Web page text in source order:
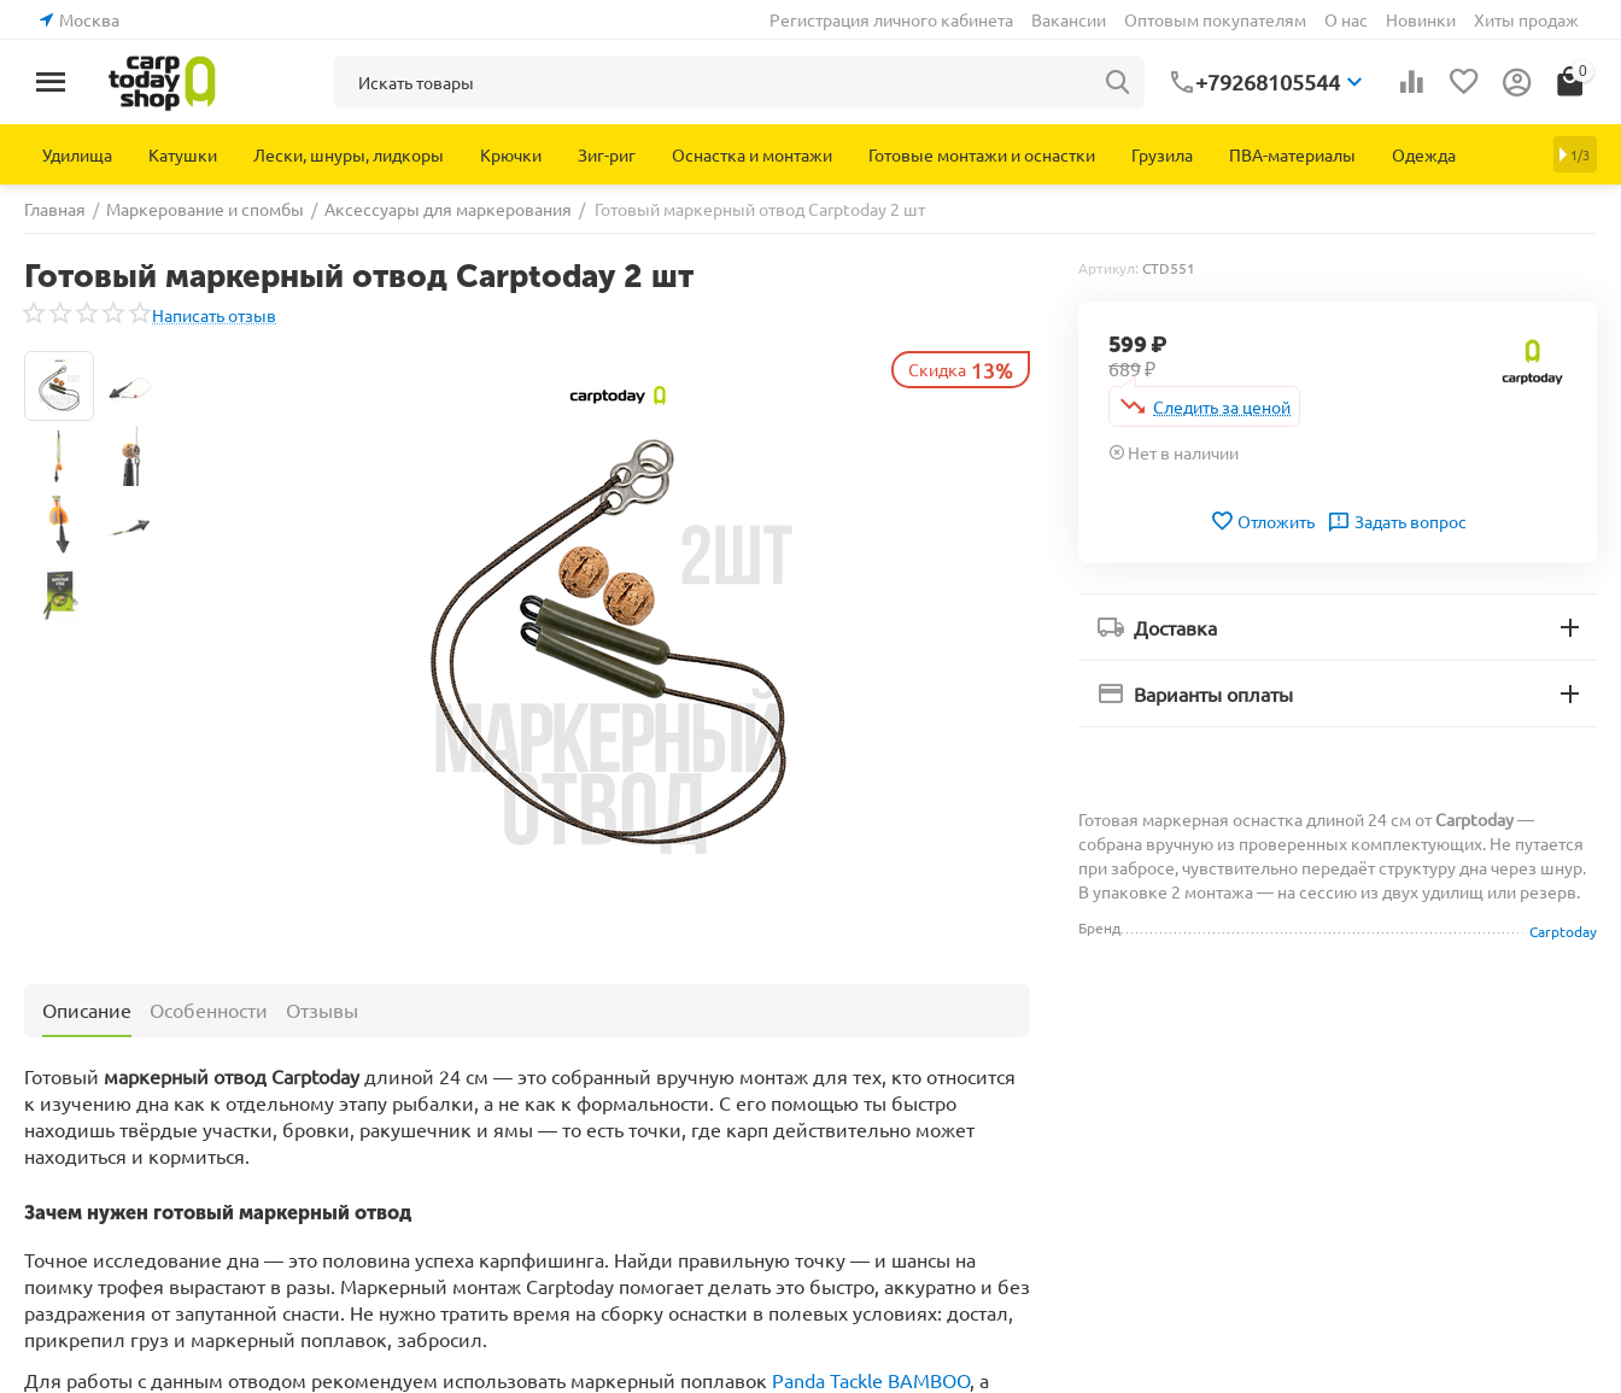
Москва Регистрация личного кабинета Вакансии Оптовым покупателям О нас Новинки Хиты продаж
+79268105544 0
Удилища Катушки Лески, шнуры, лидкоры Крючки Зиг-риг Оснастка и монтажи Готовые монтажи и оснастки Грузила ПВА-материалы Одежда 1/3
Главная / Маркерование и спомбы / Аксессуары для маркерования / Готовый маркерный отвод Carptoday 2 шт
Готовый маркерный отвод Carptoday 2 шт
Написать отзыв
Артикул: CTD551
599₽
689₽
Следить за ценой
Нет в наличии
Отложить Задать вопрос
Доставка
Варианты оплаты
Готовая маркерная оснастка длиной 24 см отCarptoday—
собрана вручную из проверенных комплектующих. Не путается
при забросе, чувствительно передаёт структуру дна через шнур.
В упаковке 2 монтажа — на сессию из двух удилищ или резерв.
Бренд Carptoday
Описание Особенности Отзывы
Готовый маркерный отвод Carptodayдлиной 24 см — это собранный вручную монтаж для тех, кто относится
к изучению дна как к отдельному этапу рыбалки, а не как к формальности. С его помощью ты быстро
находишь твёрдые участки, бровки, ракушечник и ямы — то есть точки, где карп действительно может
находиться и кормиться.
Зачем нужен готовый маркерный отвод
Точное исследование дна — это половина успеха карпфишинга. Найди правильную точку — и шансы на
поимку трофея вырастают в разы. Маркерный монтаж Carptoday помогает делать это быстро, аккуратно и без
раздражения от запутанной снасти. Не нужно тратить время на сборку оснастки в полевых условиях: достал,
прикрепил груз и маркерный поплавок, забросил.
Для работы с данным отводом рекомендуем использовать маркерный поплавок Panda Tackle BAMBOO, а